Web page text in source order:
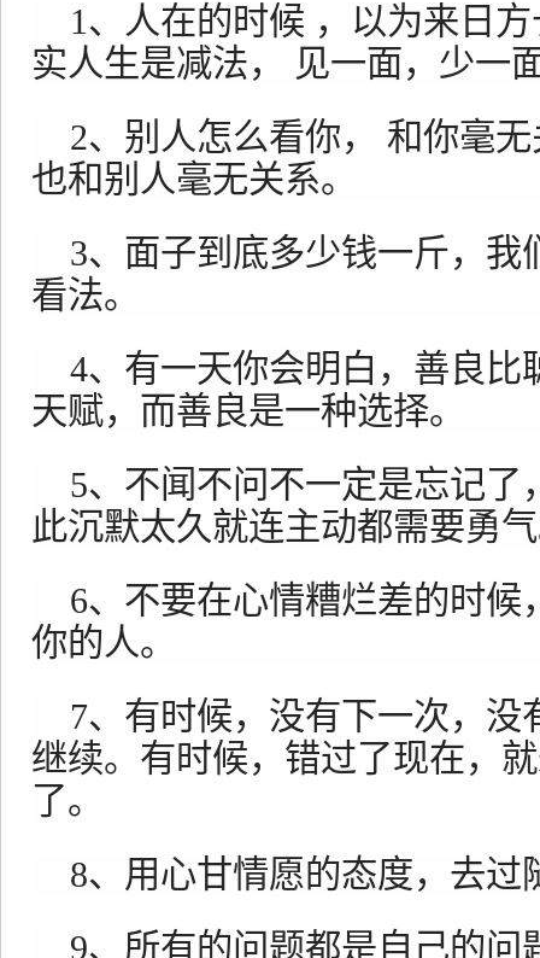
1、人在的时候 ，以为来日
实人生是减法， 见一面，少一
2、别人怎么看你， 和你毫
也和别人毫无关系。
3、面子到底多少钱一斤，我
看法。
4、有一天你会明白，善良比
天赋，而善良是一种选择。
5、不闻不问不一定是忘记了
此沉默太久就连主动都需要勇
6、不要在心情糟烂差的时候
你的人。
7、有时候，没有下一次，没
继续。有时候，错过了现在，
了。
8、用心甘情愿的态度，去过
9、所有的问题都是自己的问